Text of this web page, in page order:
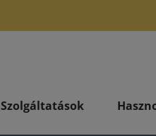
Szolgáltatások